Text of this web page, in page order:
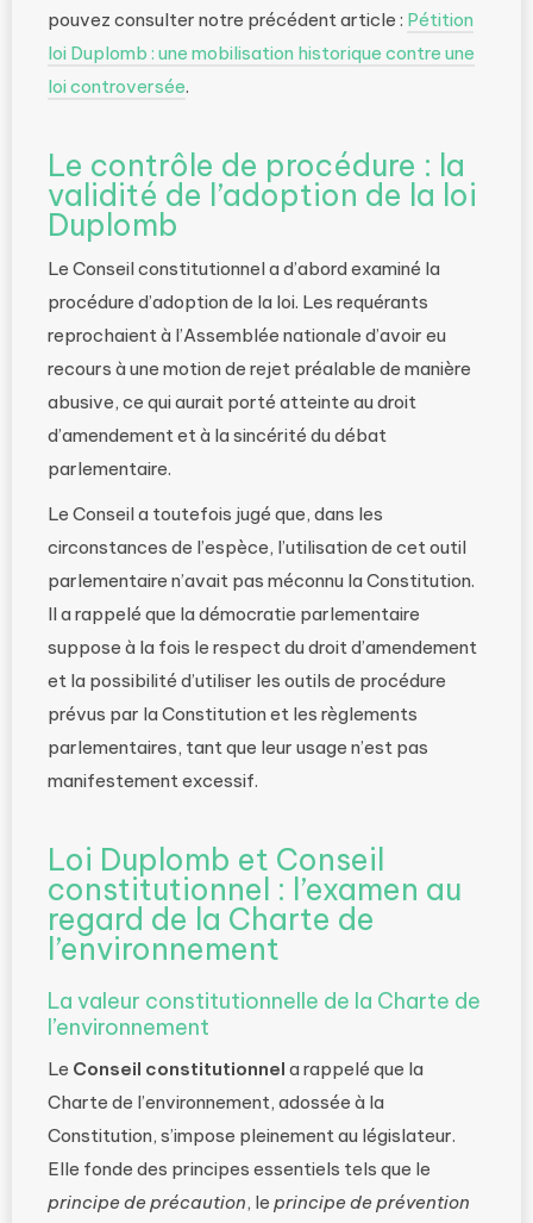
pouvez consulter notre précédent article : Pétition
loi Duplomb : une mobilisation historique contre une
loi controversée.
Le contrôle de procédure : la
validité de l’adoption de la loi
Duplomb
Le Conseil constitutionnel a d’abord examiné la
procédure d’adoption de la loi. Les requérants
reprochaient à l’Assemblée nationale d’avoir eu
recours à une motion de rejet préalable de manière
abusive, ce qui aurait porté atteinte au droit
d’amendement et à la sincérité du débat
parlementaire.
Le Conseil a toutefois jugé que, dans les
circonstances de l’espèce, l’utilisation de cet outil
parlementaire n’avait pas méconnu la Constitution.
Il a rappelé que la démocratie parlementaire
suppose à la fois le respect du droit d’amendement
et la possibilité d’utiliser les outils de procédure
prévus par la Constitution et les règlements
parlementaires, tant que leur usage n’est pas
manifestement excessif.
Loi Duplomb et Conseil
constitutionnel : l’examen au
regard de la Charte de
l’environnement
La valeur constitutionnelle de la Charte de
l’environnement
Le Conseil constitutionnel a rappelé que la
Charte de l’environnement, adossée à la
Constitution, s’impose pleinement au législateur.
Elle fonde des principes essentiels tels que le
principe de précaution, le principe de prévention